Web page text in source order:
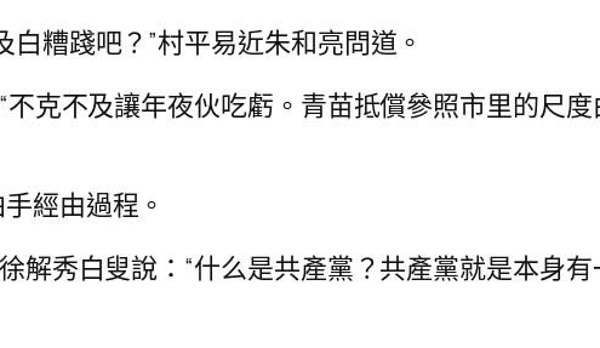
糟踐吧？”村平易近朱和亮問道。
克不及讓年夜伙吃虧。青苗抵償參照市里的尺
經由過程。
解秀白叟說：“什么是共產黨？共產黨就是本身